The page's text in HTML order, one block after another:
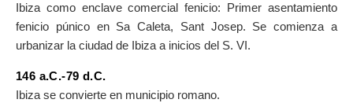
Ibiza como enclave comercial fenicio: Primer asentamiento
fenicio púnico en Sa Caleta, Sant Josep. Se comienza a
urbanizar la ciudad de Ibiza a inicios del S. VI.
146 a.C.-79 d.C.
Ibiza se convierte en municipio romano.